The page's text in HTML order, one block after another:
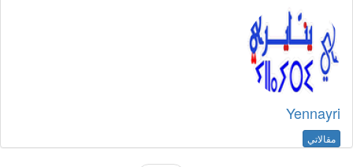
Yennayri
مقالاتي